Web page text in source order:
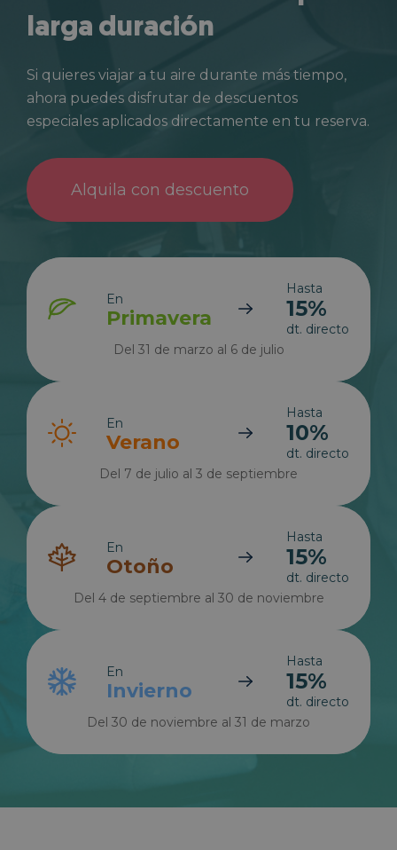
larga duración
Si quieres viajar a tu aire durante más tiempo,
ahora puedes disfrutar de descuentos
especiales aplicados directamente en tu reserva.
Alquila con descuento
En
Primavera
Hasta
15%
dt. directo
Del 31 de marzo al 6 de julio
En
Verano
Hasta
10%
dt. directo
Del 7 de julio al 3 de septiembre
En
Otoño
Hasta
15%
dt. directo
Del 4 de septiembre al 30 de noviembre
En
Invierno
Hasta
15%
dt. directo
Del 30 de noviembre al 31 de marzo